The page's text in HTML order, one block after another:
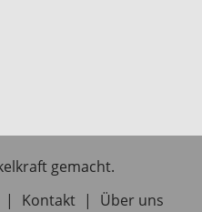
gemacht.
| Kontakt | Über uns